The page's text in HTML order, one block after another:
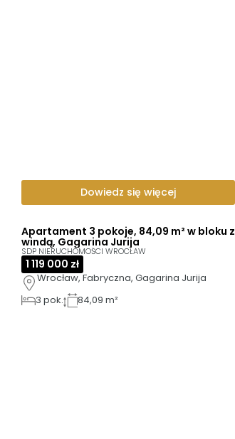
Dowiedz się więcej
Apartament 3 pokoje, 84,09 m² w bloku z
windą, Gagarina Jurija
SDP NIERUCHOMOŚCI WROCŁAW
1 119 000 zł
Wrocław, Fabryczna, Gagarina Jurija
3 pok. 84,09 m²